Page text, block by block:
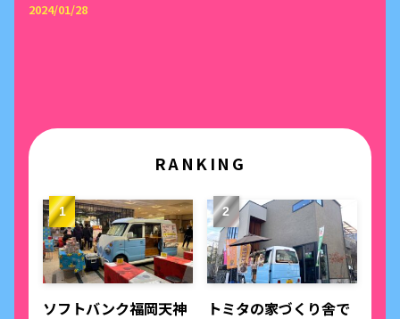
2024/01/28
RANKING
ソフトバンク福岡天神
トミタの家づくり舎で